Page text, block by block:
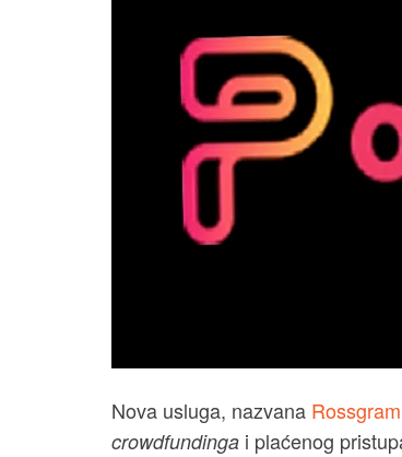
Nova usluga, nazvana Rossgram
crowdfundinga i plaćenog